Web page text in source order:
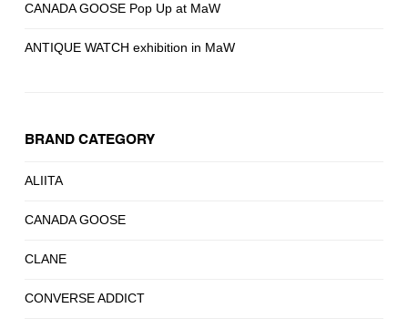
CANADA GOOSE Pop Up at MaW
ANTIQUE WATCH exhibition in MaW
BRAND CATEGORY
ALIITA
CANADA GOOSE
CLANE
CONVERSE ADDICT